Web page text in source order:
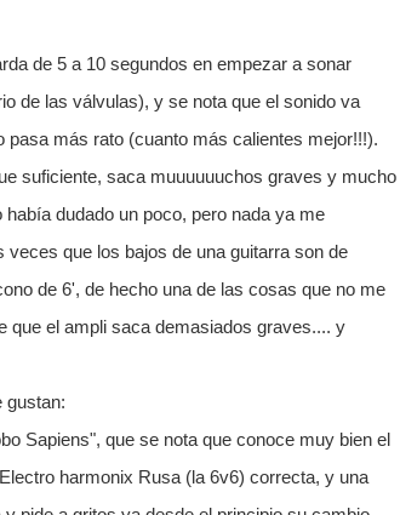
de 5 a 10 segundos en empezar a sonar
de las válvulas), y se nota que el sonido va
pasa más rato (cuanto más calientes mejor!!!).
suficiente, saca muuuuuuchos graves y mucho
dudado un poco, pero nada ya me
veces que los bajos de una guitarra son de
de 6', de hecho una de las cosas que no me
que el ampli saca demasiados graves.... y
gustan:
Sapiens", que se nota que conoce muy bien el
harmonix Rusa (la 6v6) correcta, y una